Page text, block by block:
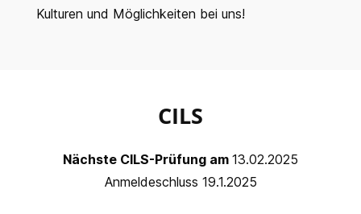
Kulturen und Möglichkeiten bei uns!
CILS
Nächste CILS-Prüfung am 13.02.2025
Anmeldeschluss 19.1.2025